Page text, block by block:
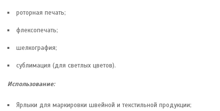
роторная печать;
флексопечать;
шелкография;
сублимация (для светлых цветов).
Использование:
Ярлыки для маркировки швейной и текстильной продукции;